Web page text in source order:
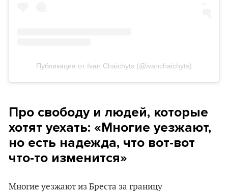
Публикация от Ivan Chaichyts (@ivanchaichyts)
Про свободу и людей, которые
хотят уехать: «Многие уезжают,
но есть надежда, что вот-вот
что-то изменится»
Многие уезжают из Бреста за границу